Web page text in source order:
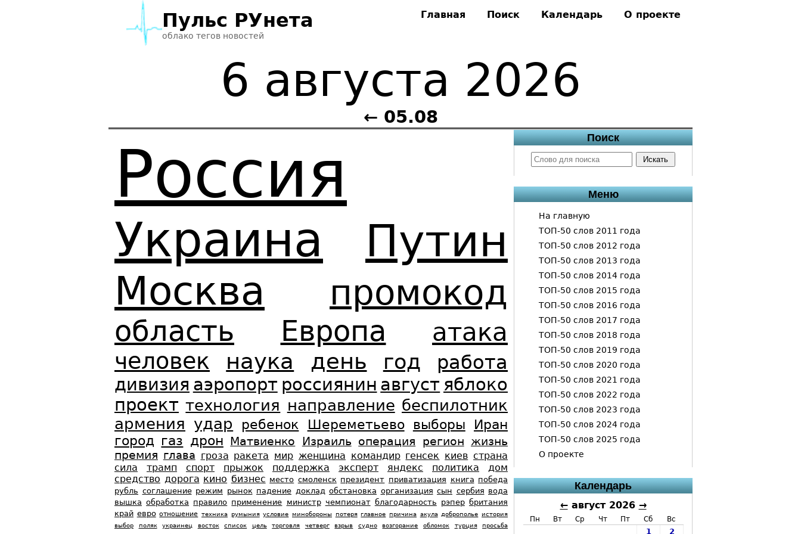
Пульс РУнета
облако тегов новостей
Главная Поиск Календарь О проекте
6 августа 2026
← 05.08
Россия
Украина Путин
Москва промокод
область Европа атака
человек наука день год работа
дивизия аэропорт россиянин август яблоко
проект технология направление беспилотник
армения удар ребенок Шереметьево выборы
Иран
город газ дрон Матвиенко Израиль операция регион жизнь
премия глава гроза ракета мир женщина командир генсек киев страна
сила
трамп спорт прыжок поддержка эксперт яндекс политика
дом
средство дорога кино бизнес место смоленск президент приватизация книга победа
рубль соглашение режим рынок падение доклад обстановка организация сын сербия вода
вышка обработка правило применение министр чемпионат благодарность рэпер британия
край евро отношение техника румыния условие минобороны потеря главное причина акула доброполье история
выбор
поляк украинец восток список цель торговля четверг взрыв судно возгорание обломок турция
просьба
Поиск
Меню
На главную
ТОП-50 слов 2011 года
ТОП-50 слов 2012 года
ТОП-50 слов 2013 года
ТОП-50 слов 2014 года
ТОП-50 слов 2015 года
ТОП-50 слов 2016 года
ТОП-50 слов 2017 года
ТОП-50 слов 2018 года
ТОП-50 слов 2019 года
ТОП-50 слов 2020 года
ТОП-50 слов 2021 года
ТОП-50 слов 2022 года
ТОП-50 слов 2023 года
ТОП-50 слов 2024 года
ТОП-50 слов 2025 года
О проекте
Календарь
← август 2026 →
Пн Вт Ср Чт Пт Сб Вс
1 2